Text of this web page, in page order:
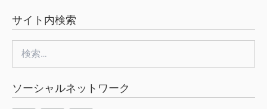
サイト内検索
索:
ソーシャルネットワーク